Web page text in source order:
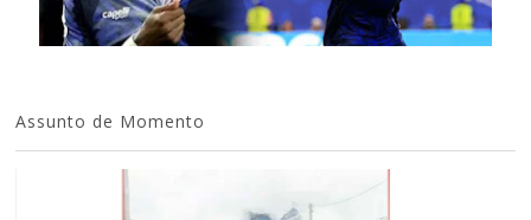
Assunto de Momento